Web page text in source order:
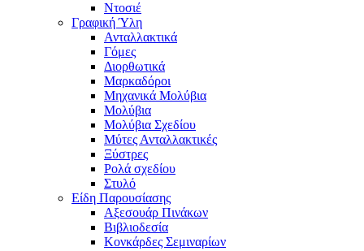
Ντοσιέ
Γραφική Ύλη
Ανταλλακτικά
Γόμες
Διορθωτικά
Μαρκαδόροι
Μηχανικά Μολύβια
Μολύβια
Μολύβια Σχεδίου
Μύτες Ανταλλακτικές
Ξύστρες
Ρολά σχεδίου
Στυλό
Είδη Παρουσίασης
Αξεσουάρ Πινάκων
Βιβλιοδεσία
Κονκάρδες Σεμιναρίων